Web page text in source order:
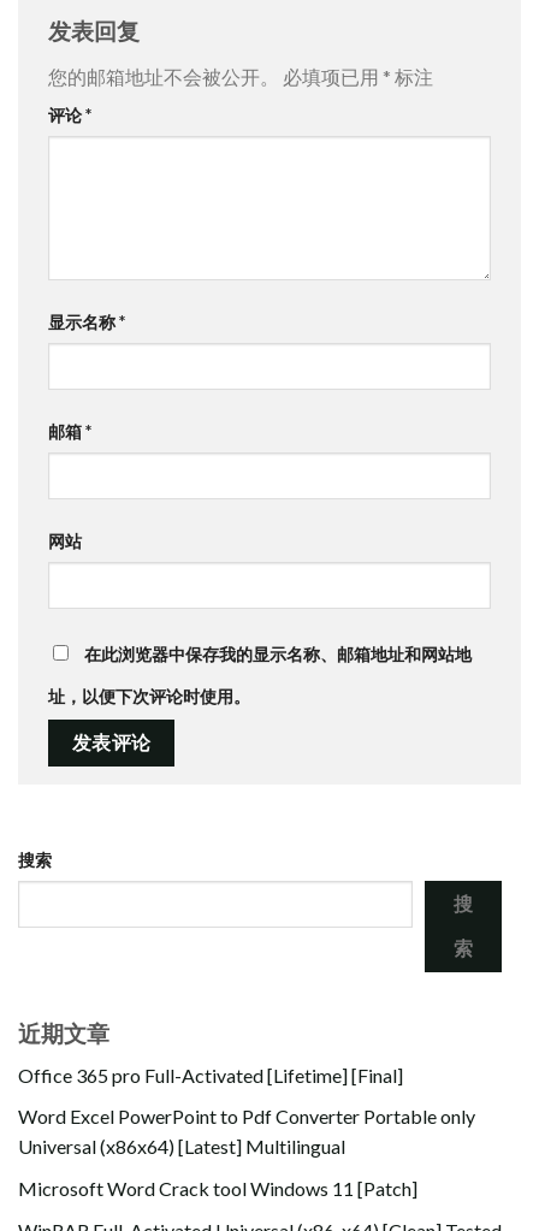
发表回复
您的邮箱地址不会被公开。 必填项已用 * 标注
评论*
显示名称*
邮箱*
网站
在此浏览器中保存我的显示名称、邮箱地址和网站地
址，以便下次评论时使用。
搜索
搜
索
近期文章
Office 365 pro Full-Activated [Lifetime] [Final]
Word Excel PowerPoint to Pdf Converter Portable only
Universal (x86x64) [Latest] Multilingual
Microsoft Word Crack tool Windows 11 [Patch]